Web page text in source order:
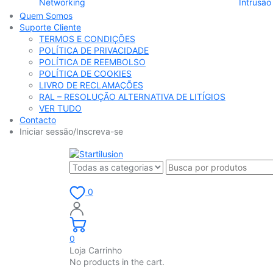
Networking Intrusão
Quem Somos
Suporte Cliente
TERMOS E CONDIÇÕES
POLÍTICA DE PRIVACIDADE
POLÍTICA DE REEMBOLSO
POLÍTICA DE COOKIES
LIVRO DE RECLAMAÇÕES
RAL – RESOLUÇÃO ALTERNATIVA DE LITÍGIOS
VER TUDO
Contacto
Iniciar sessão/Inscreva-se
0
0
Loja Carrinho
No products in the cart.